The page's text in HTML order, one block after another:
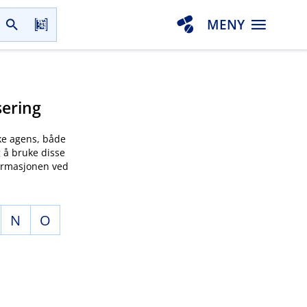
MENY
agens, både
bruke disse
ved
N O